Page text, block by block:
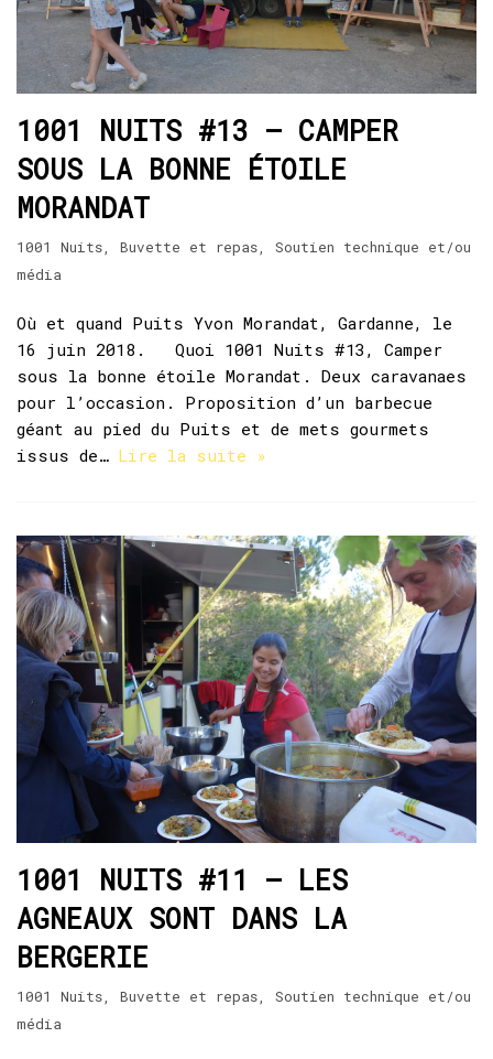
1001 NUITS #13 – CAMPER
SOUS LA BONNE ÉTOILE
MORANDAT
1001 Nuits Buvette et repas
Soutien technique et/ou
média
Où et quand Puits Yvon Morandat, Gardanne, le
16 juin 2018. Quoi 1001 Nuits #13, Camper
sous la bonne étoile Morandat. Deux caravanaes
pour l’occasion. Proposition d’un barbecue
géant au pied du Puits et de mets gourmets
issus de… Lire la suite »
1001 NUITS #11 – LES
AGNEAUX SONT DANS LA
BERGERIE
1001 Nuits Buvette et repas
Soutien technique et/ou
média